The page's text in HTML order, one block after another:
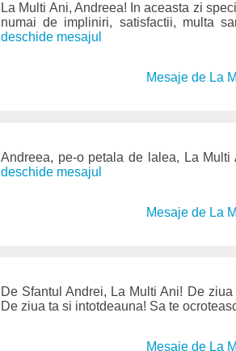
La Multi Ani, Andreea! In aceasta zi
numai de impliniri, satisfactii, multa
deschide mesajul
Mesaje de La
Andreea, pe-o petala de lalea, La
deschide mesajul
Mesaje de La
De Sfantul Andrei, La Multi Ani! De
De ziua ta si intotdeauna! Sa te
Mesaje de La